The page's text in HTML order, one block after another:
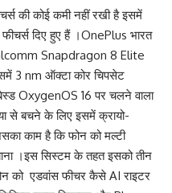
की कोई कमी नहीं रखी है इसमें
दिए हुए हैं ।OnePlus भारत
Snapdragon 8 Elite
3 nm ऑक्टा कोर चिपसेट
OxygenOS 16 पर चलने वाला
से बचने के लिए इसमें क्रायो-
काम है कि फोन को मल्टी
।इस सिस्टम के तहत इसको तीन
को एडवांस फीचर कैसे AI राइटर